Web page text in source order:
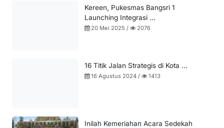
Kereen, Pukesmas Bangsri 1
Launching Integrasi ...
20 Mei 2025 / 2076
16 Titik Jalan Strategis di Kota ...
16 Agustus 2024 / 1413
Inilah Kemeriahan Acara Sedekah